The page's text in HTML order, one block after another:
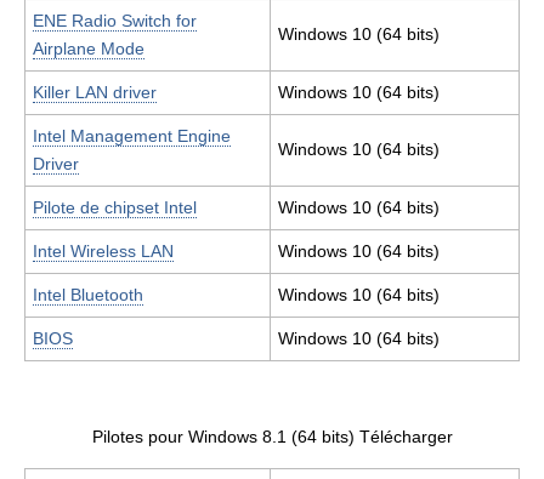
ENE Radio Switch for
Airplane Mode
Windows 10 (64 bits)
Killer LAN driver Windows 10 (64 bits)
Intel Management Engine
Driver
Windows 10 (64 bits)
Pilote de chipset Intel Windows 10 (64 bits)
Intel Wireless LAN Windows 10 (64 bits)
Intel Bluetooth Windows 10 (64 bits)
BIOS Windows 10 (64 bits)
Pilotes pour Windows 8.1 (64 bits) Télécharger